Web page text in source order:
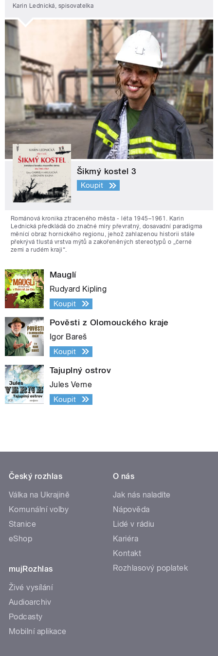
Karin Lednická, spisovatelka
Šikmý kostel 3
Koupit
Románová kronika ztraceného města - léta 1945–1961. Karin
Lednická předkládá do značné míry převratný, dosavadní paradigma
měnící obraz hornického regionu, jehož zahlazenou historii stále
překrývá tlustá vrstva mýtů a zakořeněných stereotypů o „černé
zemi a rudém kraji“.
Mauglí
Rudyard Kipling
Koupit
Pověsti z Olomouckého kraje
Igor Bareš
Koupit
Tajuplný ostrov
Jules Verne
Koupit
Český rozhlas
Válka na Ukrajině
Komunální volby
Stanice
eShop
mujRozhlas
Živé vysílání
Audioarchiv
Podcasty
Mobilní aplikace
O nás
Jak nás naladíte
Nápověda
Lidé v rádiu
Kariéra
Kontakt
Rozhlasový poplatek